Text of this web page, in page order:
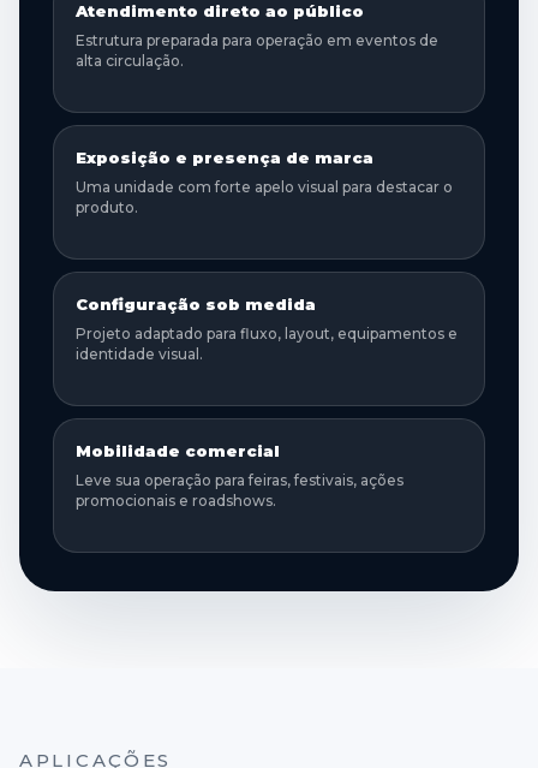
Atendimento direto ao público
Estrutura preparada para operação em eventos de
alta circulação.
Exposição e presença de marca
Uma unidade com forte apelo visual para destacar o
produto.
Configuração sob medida
Projeto adaptado para fluxo, layout, equipamentos e
identidade visual.
Mobilidade comercial
Leve sua operação para feiras, festivais, ações
promocionais e roadshows.
APLICAÇÕES